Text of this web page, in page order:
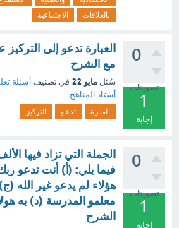
بالعلاقات
الاجتماعية
0
تصويتات
1
إجابة
العبارة تدعو إلى
مع الشرح
سُئل مايو 22 في تصنيف أسئلة
أستاذ المناهج
العبارة تدعو التركيز
0
تصويتات
1
إجابة
الجملة التي تزاد فيها
فيما يلي: (أ) أنت تدعو
هؤلاء لم يدعو غير الله
معلمو المدرسة (د) به
الشرح